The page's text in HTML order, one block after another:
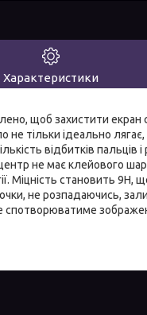
Характеристики
щоб захистити
не тільки ідеально
відбитків пальців і
не має клейового
Міцність становить 9Н,
не розпадаючись,
спотворюватиме